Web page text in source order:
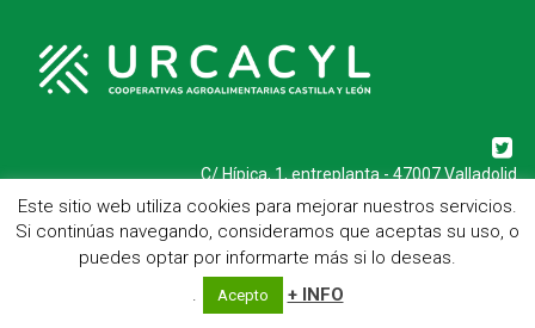
C/ Hípica, 1, entreplanta - 47007 Valladolid
Telf.: 983 23 95 15 - Fax: 983 22 23 56 -
Aviso Legal
Este sitio web utiliza cookies para mejorar nuestros servicios.
Si continúas navegando, consideramos que aceptas su uso, o
puedes optar por informarte más si lo deseas.
.
Acepto + INFO